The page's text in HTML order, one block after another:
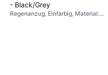
- Black/Grey
Regenanzug, Einfarbig, Material: